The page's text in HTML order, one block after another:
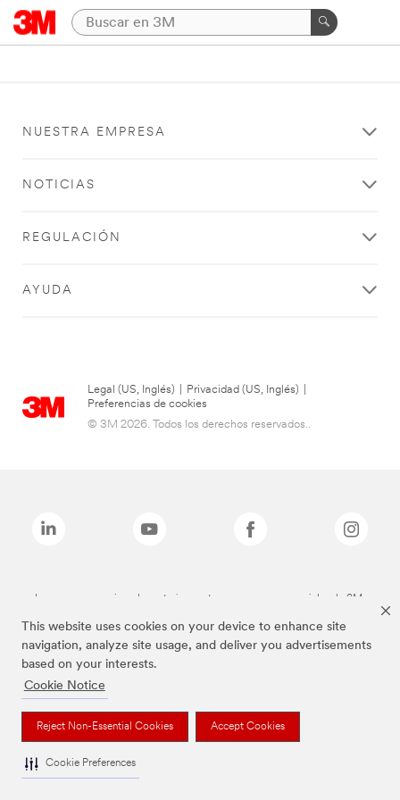
This website uses cookies on your device to enhance site
navigation, analyze site usage, and deliver you advertisements
based on your interests.
Cookie Notice
Reject Non-Essential Cookies Accept Cookies
Cookie Preferences
NUESTRA EMPRESA
NOTICIAS
REGULACIÓN
AYUDA
Legal (US, Inglés) Privacidad (US, Inglés)
Preferencias de cookies
© 3M 2026. Todos los derechos reservados..
Las marcas mencionadas anteriormente son marcas comerciales de 3M.